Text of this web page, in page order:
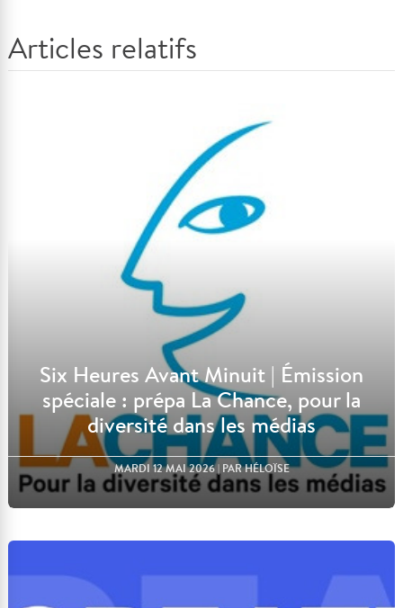
Articles relatifs
Six Heures Avant Minuit | Émission
spéciale : prépa La Chance, pour la
diversité dans les médias
MARDI 12 MAI 2026| PAR HÉLOÏSE